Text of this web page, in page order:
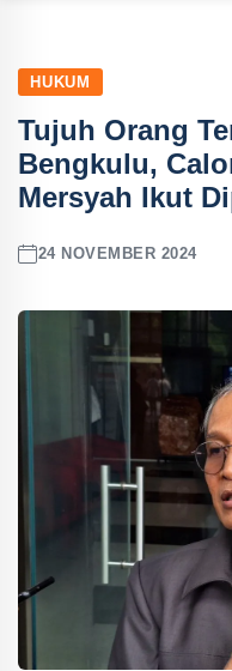
HUKUM
Tujuh Orang
Bengkulu,
Mersyah Ikut
24 NOVEMBER 2024